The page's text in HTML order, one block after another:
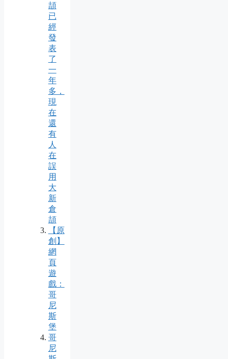
頡
已
經
發
表
了
一
年
多，
現
在
還
有
人
在
誤
用
大
新
倉
頡
【原
創】
網
頁
遊
戲：
哥
尼
斯
堡
哥
尼